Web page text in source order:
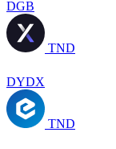
DGB
TND
DYDX
TND